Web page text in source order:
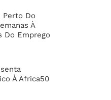
Perto Do
À
Do Emprego
À Africa50